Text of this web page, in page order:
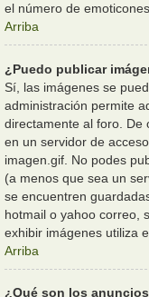
el número de
Arriba
¿Puedo publicar
Sí, las imágenes se
administración permite
directamente al foro. De
en un servidor de
imagen.gif. No podes
(a menos que sea un
se encuentren
hotmail o yahoo correo,
exhibir imágenes utiliza
Arriba
¿Qué son los